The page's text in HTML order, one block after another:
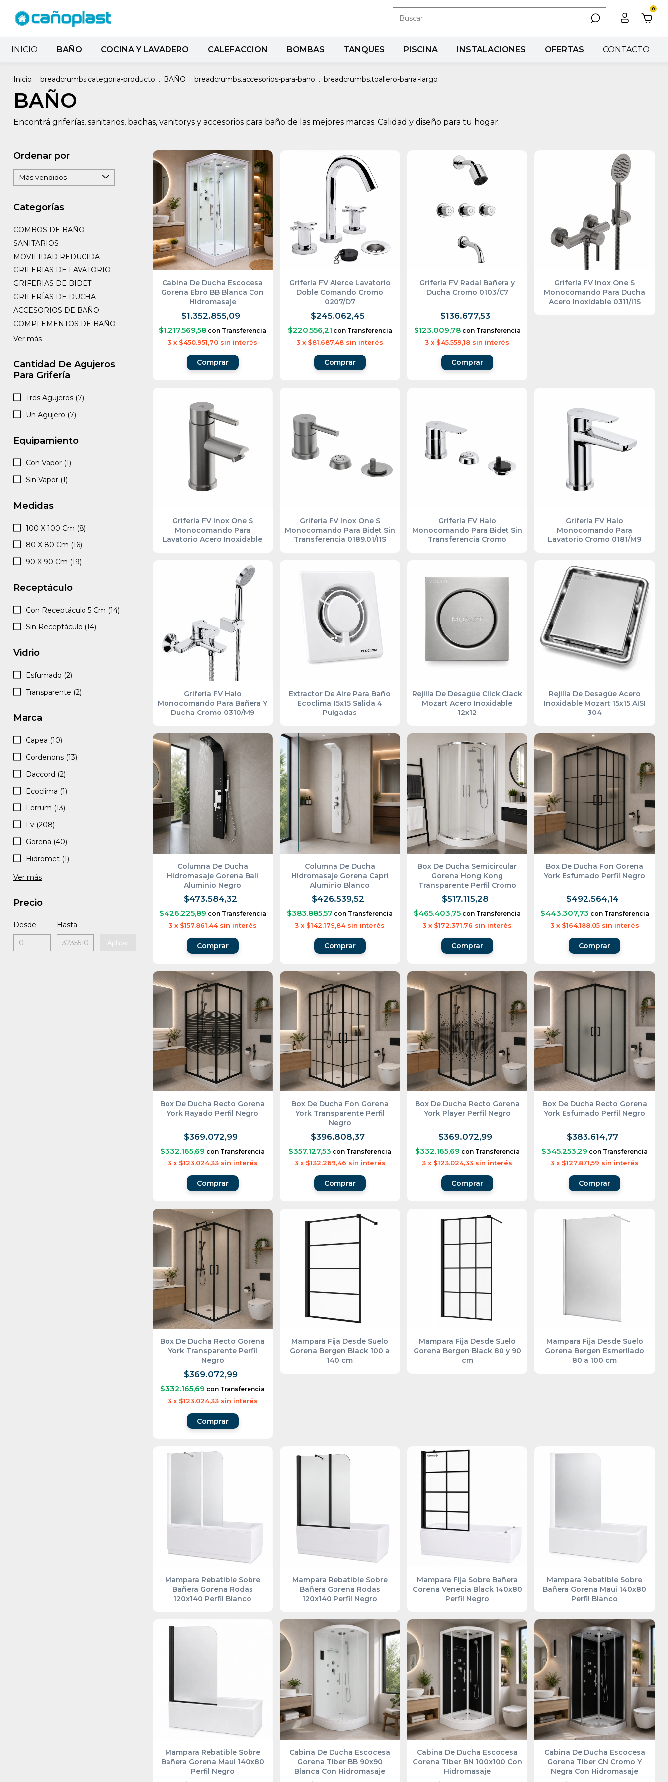
0
INICIO BAÑO COCINA Y LAVADERO CALEFACCION BOMBAS TANQUES PISCINA INSTALACIONES OFERTAS CONTACTO
Inicio . breadcrumbs.categoria-producto . BAÑO . breadcrumbs.accesorios-para-bano . breadcrumbs.toallero-barral-largo
BAÑO
Encontrá griferías, sanitarios, bachas, vanitorys y accesorios para baño de las mejores marcas. Calidad y diseño para tu hogar.
Ordenar por
Categorías
COMBOS DE BAÑO
SANITARIOS
MOVILIDAD REDUCIDA
GRIFERIAS DE LAVATORIO
GRIFERIAS DE BIDET
GRIFERÍAS DE DUCHA
ACCESORIOS DE BAÑO
COMPLEMENTOS DE BAÑO
Ver más
Cantidad De Agujeros
Para Grifería
Tres Agujeros (7)
Un Agujero (7)
Equipamiento
Con Vapor (1)
Sin Vapor (1)
Medidas
100 X 100 Cm (8)
80 X 80 Cm (16)
90 X 90 Cm (19)
Receptáculo
Con Receptáculo 5 Cm (14)
Sin Receptáculo (14)
Vidrio
Esfumado (2)
Transparente (2)
Marca
Capea (10)
Cordenons (13)
Daccord (2)
Ecoclima (1)
Ferrum (13)
Fv (208)
Gorena (40)
Hidromet (1)
Ver más
Precio
Desde Hasta
Aplicar
Cabina De Ducha Escocesa
Gorena Ebro BB Blanca Con
Hidromasaje
$1.352.855,09
$1.217.569,58 con Transferencia
3 x $450.951,70 sin interés
Comprar
Grifería FV Alerce Lavatorio
Doble Comando Cromo
0207/D7
$245.062,45
$220.556,21 con Transferencia
3 x $81.687,48 sin interés
Grifería FV Radal Bañera y
Ducha Cromo 0103/C7
$136.677,53
$123.009,78 con Transferencia
3 x $45.559,18 sin interés
Grifería FV Inox One S
Monocomando Para Ducha
Acero Inoxidable 0311/I1S
Grifería FV Inox One S
Monocomando Para
Lavatorio Acero Inoxidable
Grifería FV Inox One S
Monocomando Para Bidet Sin
Transferencia 0189.01/I1S
Grifería FV Halo
Monocomando Para Bidet Sin
Transferencia Cromo
Grifería FV Halo
Monocomando Para
Lavatorio Cromo 0181/M9
Grifería FV Halo
Monocomando Para Bañera Y
Ducha Cromo 0310/M9
Extractor De Aire Para Baño
Ecoclima 15x15 Salida 4
Pulgadas
Rejilla De Desagüe Click Clack
Mozart Acero Inoxidable
12x12
Rejilla De Desagüe Acero
Inoxidable Mozart 15x15 AISI
304
Columna De Ducha
Hidromasaje Gorena Bali
Aluminio Negro
$473.584,32
$426.225,89 con Transferencia
3 x $157.861,44 sin interés
Columna De Ducha
Hidromasaje Gorena Capri
Aluminio Blanco
$426.539,52
$383.885,57 con Transferencia
3 x $142.179,84 sin interés
Box De Ducha Semicircular
Gorena Hong Kong
Transparente Perfil Cromo
$517.115,28
$465.403,75 con Transferencia
3 x $172.371,76 sin interés
Comprar
Box De Ducha Fon Gorena
York Esfumado Perfil Negro
$492.564,14
$443.307,73 con Transferencia
3 x $164.188,05 sin interés
Comprar
Box De Ducha Recto Gorena
York Rayado Perfil Negro
$369.072,99
$332.165,69 con Transferencia
3 x $123.024,33 sin interés
Comprar
Box De Ducha Fon Gorena
York Transparente Perfil
Negro
$396.808,37
$357.127,53 con Transferencia
3 x $132.269,46 sin interés
Comprar
Box De Ducha Recto Gorena
York Player Perfil Negro
$369.072,99
$332.165,69 con Transferencia
3 x $123.024,33 sin interés
Comprar
Box De Ducha Recto Gorena
York Esfumado Perfil Negro
$383.614,77
$345.253,29 con Transferencia
3 x $127.871,59 sin interés
Comprar
Box De Ducha Recto Gorena
York Transparente Perfil
Negro
$369.072,99
$332.165,69 con Transferencia
3 x $123.024,33 sin interés
Comprar
Mampara Fija Desde Suelo
Gorena Bergen Black 100 a
140 cm
Mampara Fija Desde Suelo
Gorena Bergen Black 80 y 90
cm
Mampara Fija Desde Suelo
Gorena Bergen Esmerilado
80 a 100 cm
Mampara Rebatible Sobre
Bañera Gorena Rodas
120x140 Perfil Blanco
Mampara Rebatible Sobre
Bañera Gorena Rodas
120x140 Perfil Negro
Mampara Fija Sobre Bañera
Gorena Venecia Black 140x80
Perfil Negro
Mampara Rebatible Sobre
Bañera Gorena Maui 140x80
Perfil Blanco
Mampara Rebatible Sobre
Bañera Gorena Maui 140x80
Perfil Negro
Cabina De Ducha Escocesa
Gorena Tiber BB 90x90
Blanca Con Hidromasaje
Cabina De Ducha Escocesa
Gorena Tiber BN 100x100 Con
Hidromasaje
Cabina De Ducha Escocesa
Gorena Tiber CN Cromo Y
Negra Con Hidromasaje